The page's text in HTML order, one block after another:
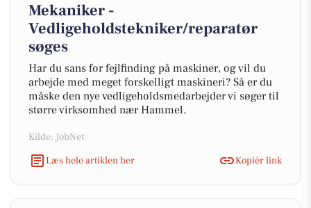
Mekaniker -
Vedligeholdstekniker/reparatør
søges
Har du sans for fejlfinding på maskiner, og vil du
arbejde med meget forskelligt maskineri? Så er du
måske den nye vedligeholdsmedarbejder vi søger til
større virksomhed nær Hammel.
Kilde: JobNet
Læs hele artiklen her
Kopiér link